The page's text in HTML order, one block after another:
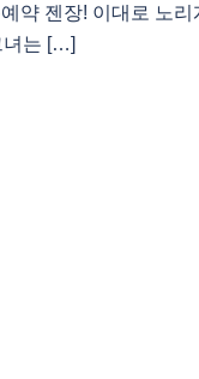
약 젠장! 이대로 노리
녀는 […]